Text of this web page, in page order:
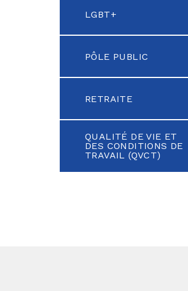
LGBT+
PÔLE PUBLIC
RETRAITE
QUALITÉ DE VIE ET
DES CONDITIONS DE
TRAVAIL (QVCT)